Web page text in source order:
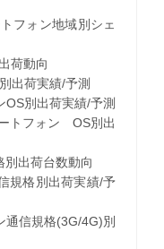
ォン地域別シェ
荷動向
荷実績/予測
別出荷実績/予測
フォン OS別出
出荷台数動向
格別出荷実績/予
規格(3G/4G)別